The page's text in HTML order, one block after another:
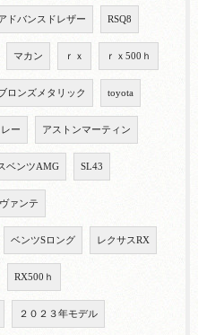
ドバンスドレザー RSQ8
マカン ｒｘ ｒｘ500ｈ
ロンズメタリック toyota
ー アストンマーティン
ベンツAMG SL43
ァンテ
ベンツSロング レクサスRX
RX500ｈ
２０２３年モデル